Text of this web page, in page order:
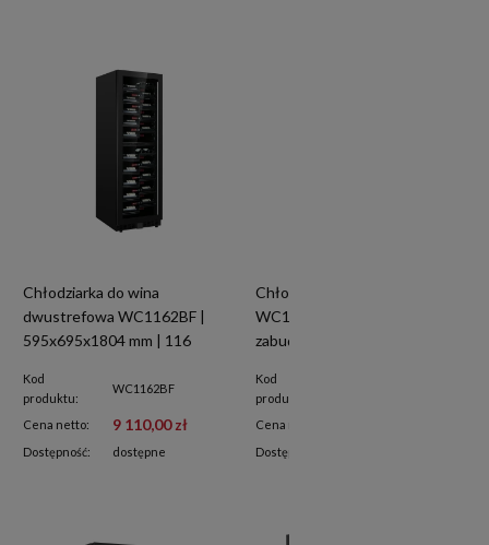
Chłodziarka do wina
dwustrefowa WC1162BF |
595x695x1804 mm | 116
Kod
produktu:
WC1162BF
Cena netto: 9 110,00 zł
Dostępność: dostępne
Chłodziarka do wina
WC1281BF wolnostojąca i do
zabudowy | 425 l / 128 butelek
Kod
produktu:
Cena netto:
Dostępność: